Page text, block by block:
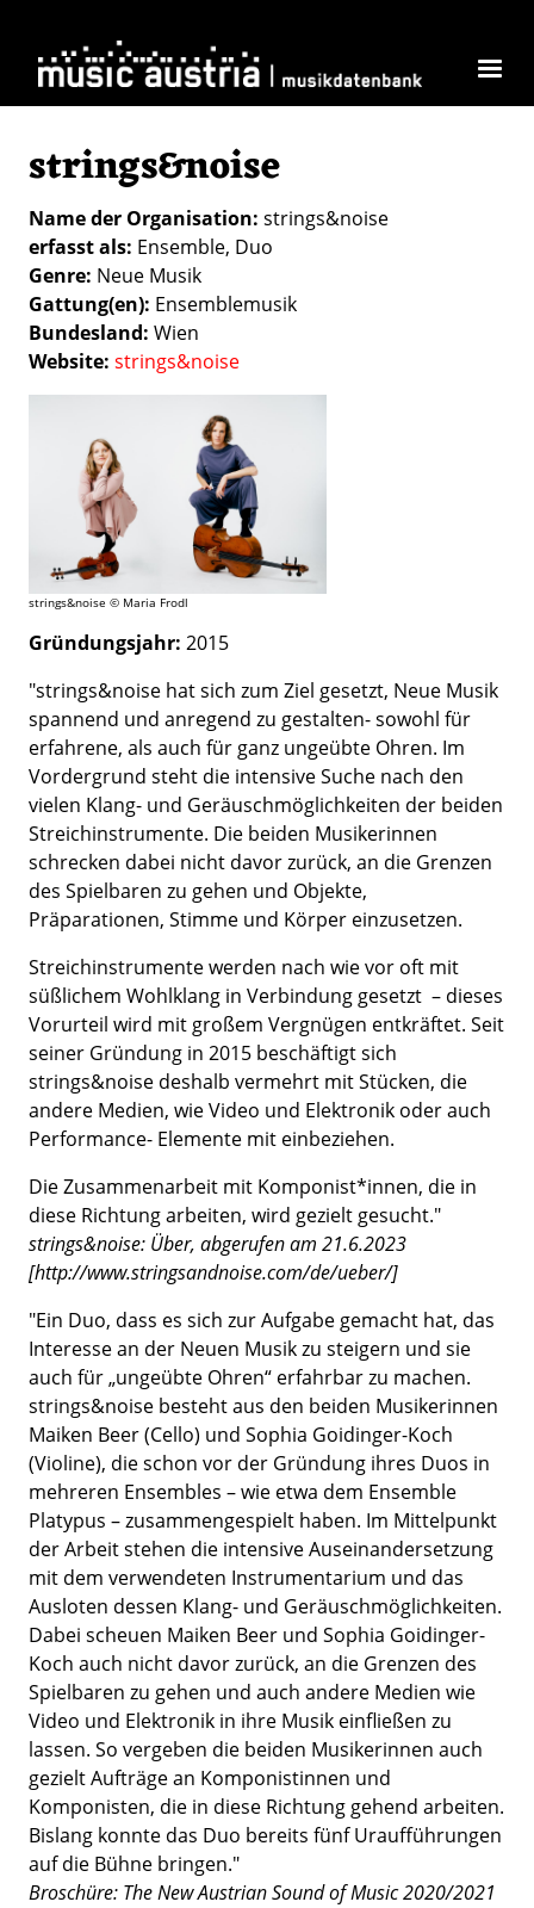
strings&noise
Name der Organisation strings&noise
erfasst als Ensemble Duo
Genre Neue Musik
Gattung(en) Ensemblemusik
Bundesland Wien
Website strings&noise
strings&noise © Maria Frodl
Gründungsjahr: 2015
"strings&noise hat sich zum Ziel gesetzt, Neue Musik
spannend und anregend zu gestalten- sowohl für
erfahrene, als auch für ganz ungeübte Ohren. Im
Vordergrund steht die intensive Suche nach den
vielen Klang- und Geräuschmöglichkeiten der beiden
Streichinstrumente. Die beiden Musikerinnen
schrecken dabei nicht davor zurück, an die Grenzen
des Spielbaren zu gehen und Objekte,
Präparationen, Stimme und Körper einzusetzen.
Streichinstrumente werden nach wie vor oft mit
süßlichem Wohlklang in Verbindung gesetzt – dieses
Vorurteil wird mit großem Vergnügen entkräftet. Seit
seiner Gründung in 2015 beschäftigt sich
strings&noise deshalb vermehrt mit Stücken, die
andere Medien, wie Video und Elektronik oder auch
Performance- Elemente mit einbeziehen.
Die Zusammenarbeit mit Komponist*innen, die in
diese Richtung arbeiten, wird gezielt gesucht."
strings&noise: Über, abgerufen am 21.6.2023
[http://www.stringsandnoise.com/de/ueber/]
"Ein Duo, dass es sich zur Aufgabe gemacht hat, das
Interesse an der Neuen Musik zu steigern und sie
auch für „ungeübte Ohren“ erfahrbar zu machen.
strings&noise besteht aus den beiden Musikerinnen
Maiken Beer (Cello) und Sophia Goidinger-Koch
(Violine), die schon vor der Gründung ihres Duos in
mehreren Ensembles – wie etwa dem Ensemble
Platypus – zusammengespielt haben. Im Mittelpunkt
der Arbeit stehen die intensive Auseinandersetzung
mit dem verwendeten Instrumentarium und das
Ausloten dessen Klang- und Geräuschmöglichkeiten.
Dabei scheuen Maiken Beer und Sophia Goidinger-
Koch auch nicht davor zurück, an die Grenzen des
Spielbaren zu gehen und auch andere Medien wie
Video und Elektronik in ihre Musik einfließen zu
lassen. So vergeben die beiden Musikerinnen auch
gezielt Aufträge an Komponistinnen und
Komponisten, die in diese Richtung gehend arbeiten.
Bislang konnte das Duo bereits fünf Uraufführungen
auf die Bühne bringen."
Broschüre: The New Austrian Sound of Music 2020/2021